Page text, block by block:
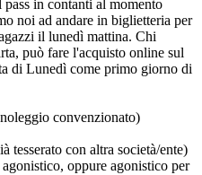
in contanti al momento
noi ad andare in biglietteria per
il lunedì mattina. Chi
può fare l'acquisto online sul
di Lunedì come primo giorno di
convenzionato)
tesserato con altra società/ente)
oppure agonistico per